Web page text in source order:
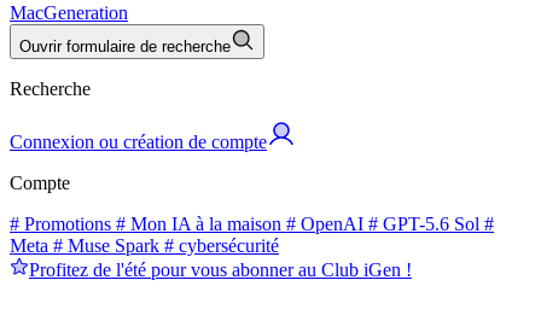
MacGeneration
Ouvrir formulaire de recherche
Recherche
Connexion ou création de compte
Compte
# Promotions # Mon IA à la maison # OpenAI # GPT-5.6 Sol #
Meta # Muse Spark # cybersécurité
Profitez de l'été pour vous abonner au Club iGen !